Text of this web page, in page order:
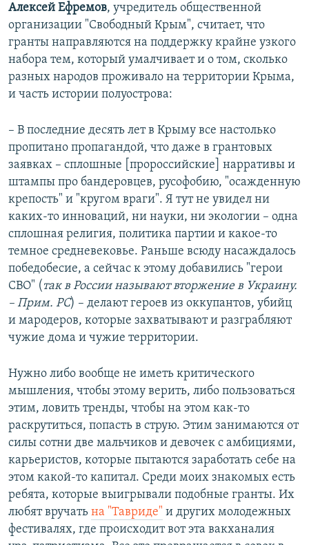
Алексей Ефремов, учредитель общественной
организации "Свободный Крым", считает, что
гранты направляются на поддержку крайне узкого
набора тем, который умалчивает и о том, сколько
разных народов проживало на территории Крыма,
и часть истории полуострова:
– В последние десять лет в Крыму все настолько
пропитано пропагандой, что даже в грантовых
заявках – сплошные [пророссийские] нарративы и
штампы про бандеровцев, русофобию, "осажденную
крепость" и "кругом враги". Я тут не увидел ни
каких-то инноваций, ни науки, ни экологии – одна
сплошная религия, политика партии и какое-то
темное средневековье. Раньше всюду насаждалось
победобесие, а сейчас к этому добавились "герои
СВО" ( так в России называют вторжение в Украину.
– Прим. РС) – делают героев из оккупантов, убийц
и мародеров, которые захватывают и разграбляют
чужие дома и чужие территории.
Нужно либо вообще не иметь критического
мышления, чтобы этому верить, либо пользоваться
этим, ловить тренды, чтобы на этом как-то
раскрутиться, попасть в струю. Этим занимаются от
силы сотни две мальчиков и девочек с амбициями,
карьеристов, которые пытаются заработать себе на
этом какой-то капитал. Среди моих знакомых есть
ребята, которые выигрывали подобные гранты. Их
любят вручать на "Тавриде" и других молодежных
фестивалях, где происходит вот эта вакханалия